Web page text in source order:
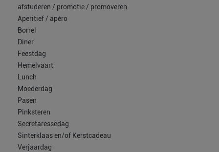
afstuderen / promotie / promoveren
Aperitief / apéro
Borrel
Diner
Feestdag
Hemelvaart
Lunch
Moederdag
Pasen
Pinksteren
Secretaressedag
Sinterklaas en/of Kerstcadeau
Verjaardag